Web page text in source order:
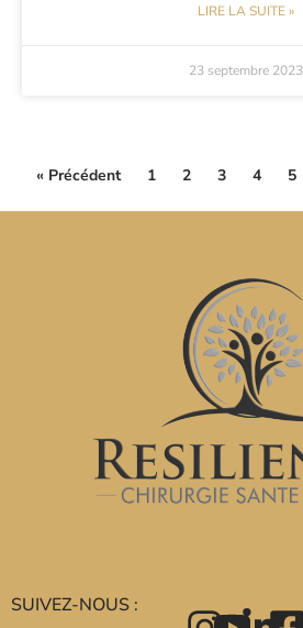
LIRE LA SUITE »
23 septembre 2023
« Précédent 1 2 3 4 5
SUIVEZ-NOUS :